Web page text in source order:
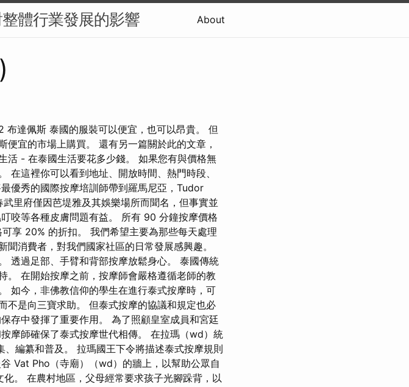
體行業發展的影響 About
達佩斯 泰國的服裝可以便宜，也可以昂貴。 但
宜的市場上購買。 還有另一篇關於此的文章，
活 - 在泰國生活要花多少錢。 如果您有與價格無
在這裡你可以看到地址、開放時間、熱門時段、
優秀的國際按摩培訓師帶到羅馬尼亞，Tudor
里府僅因芭堤雅及其娛樂場所而聞名，但事實並
咬等各種皮膚問題有益。 所有 90 分鐘按摩價格
享 20% 的折扣。 我們希望主要為那些每天處理
消費者，對我們國家社區的日常發展感興趣。
透過足部、手臂和背部按摩放鬆身心。 泰國傳統
。 在開始按摩之前，按摩師會嚴格遵循老師的教
如今，非佛教信仰的學生在進行泰式按摩時，可
不是向三寶求助。 但泰式按摩的協議和規定也必
存中發揮了重要作用。 為了照顧皇室成員和宮廷
摩師確保了泰式按摩世代相傳。 在拉瑪（wd）統
編纂和普及。 拉瑪國王下令將描述泰式按摩規則
Vat Pho（寺廟）（wd）的牆上，以幫助公眾自
。 在農村地區，父母經常要求孩子光腳跺背，以